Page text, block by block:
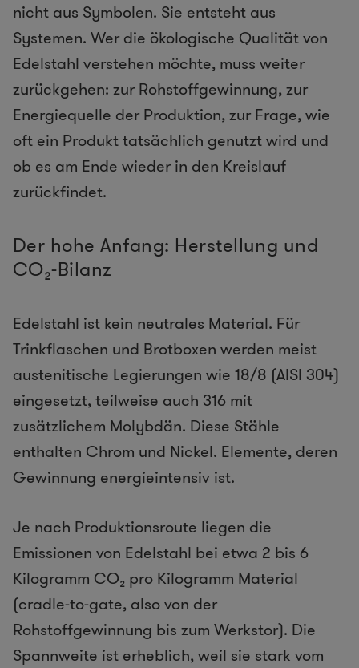
nicht aus Symbolen. Sie entsteht aus
Systemen. Wer die ökologische Qualität von
Edelstahl verstehen möchte, muss weiter
zurückgehen: zur Rohstoffgewinnung, zur
Energiequelle der Produktion, zur Frage, wie
oft ein Produkt tatsächlich genutzt wird und
ob es am Ende wieder in den Kreislauf
zurückfindet.
Der hohe Anfang: Herstellung und
CO₂-Bilanz
Edelstahl ist kein neutrales Material. Für
Trinkflaschen und Brotboxen werden meist
austenitische Legierungen wie 18/8 (AISI 304)
eingesetzt, teilweise auch 316 mit
zusätzlichem Molybdän. Diese Stähle
enthalten Chrom und Nickel. Elemente, deren
Gewinnung energieintensiv ist.
Je nach Produktionsroute liegen die
Emissionen von Edelstahl bei etwa 2 bis 6
Kilogramm CO₂ pro Kilogramm Material
(cradle-to-gate, also von der
Rohstoffgewinnung bis zum Werkstor). Die
Spannweite ist erheblich, weil sie stark vom